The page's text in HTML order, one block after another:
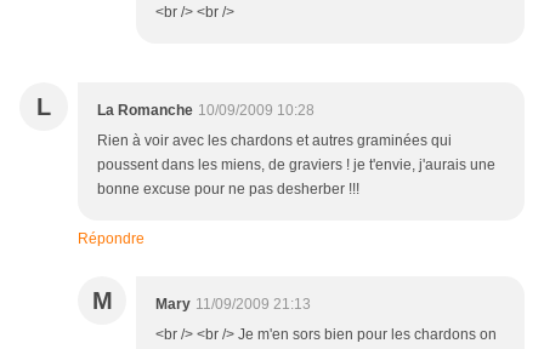
<br /> <br />
L La Romanche 10/09/2009 10:28
Rien à voir avec les chardons et autres graminées qui
poussent dans les miens, de graviers ! je t'envie, j'aurais une
bonne excuse pour ne pas desherber !!!
Répondre
M Mary 11/09/2009 21:13
<br /> <br /> Je m'en sors bien pour les chardons on